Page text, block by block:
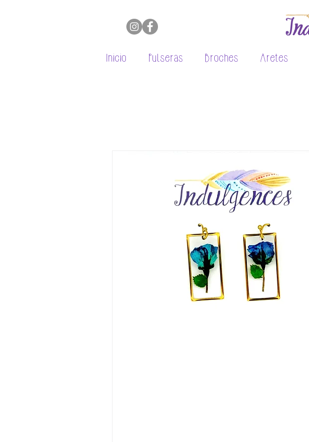
Inicio Pulseras Broches Aretes